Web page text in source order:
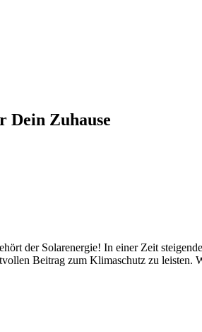
Dein Zuhause
der Solarenergie! In einer Zeit
Beitrag zum Klimaschutz zu